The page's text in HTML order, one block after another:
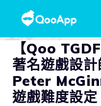
【Qoo
著名遊戲設
Peter
遊戲難度設定